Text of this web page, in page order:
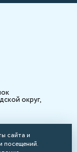
округ,
сайта и
посещений.